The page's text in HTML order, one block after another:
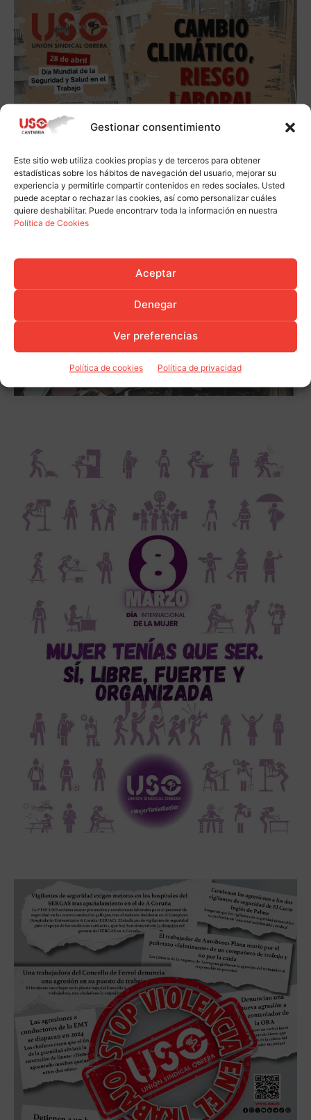
Gestionar consentimiento
Este sitio web utiliza cookies propias y de terceros para obtener
estadísticas sobre los hábitos de navegación del usuario, mejorar su
experiencia y permitirle compartir contenidos en redes sociales. Usted
puede aceptar o rechazar las cookies, así como personalizar cuáles
quiere deshabilitar. Puede encontrarv toda la información en nuestra
Política de Cookies
Aceptar
Denegar
Ver preferencias
Política de cookies Política de privacidad